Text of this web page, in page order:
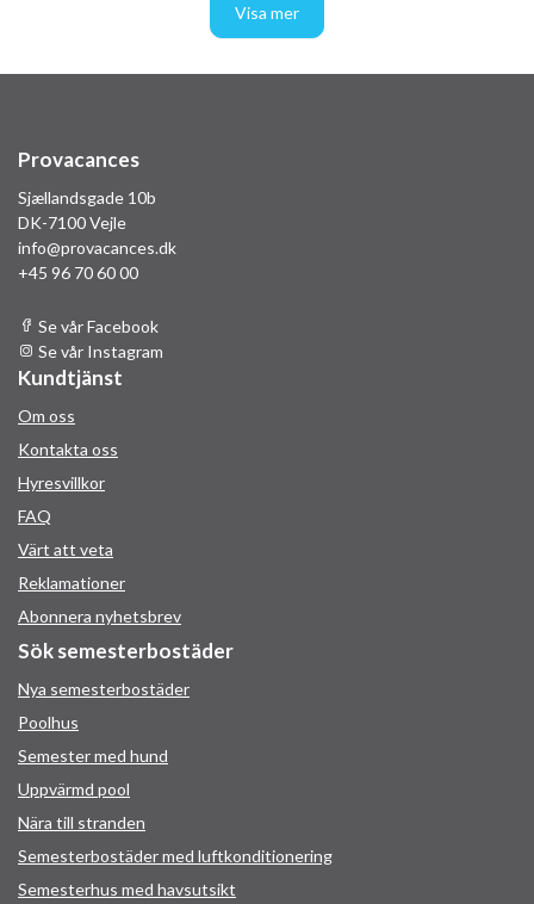
Visa mer
Provacances
Sjællandsgade 10b
DK-7100 Vejle
info@provacances.dk
+45 96 70 60 00
Se vår Facebook
Se vår Instagram
Kundtjänst
Om oss
Kontakta oss
Hyresvillkor
FAQ
Värt att veta
Reklamationer
Abonnera nyhetsbrev
Sök semesterbostäder
Nya semesterbostäder
Poolhus
Semester med hund
Uppvärmd pool
Nära till stranden
Semesterbostäder med luftkonditionering
Semesterhus med havsutsikt